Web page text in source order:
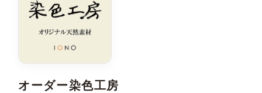
オーダー染色工房